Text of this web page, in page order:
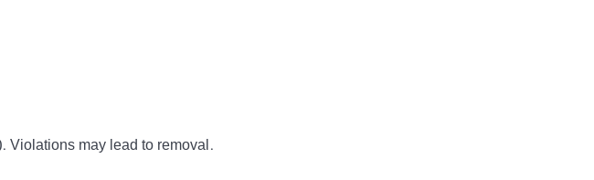
Violations may lead to removal.